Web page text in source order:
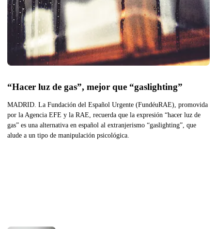
“Hacer luz de gas”, mejor que “gaslighting”
MADRID. La Fundación del Español Urgente (FundéuRAE), promovida
por la Agencia EFE y la RAE, recuerda que la expresión “hacer luz de
gas” es una alternativa en español al extranjerismo “gaslighting”, que
alude a un tipo de manipulación psicológica.